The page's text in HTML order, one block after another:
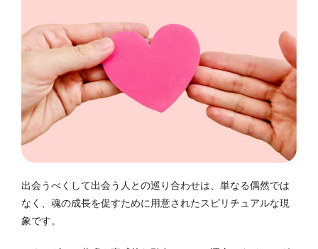
出会うべくして出会う人との巡り合わせは、単なる偶然では
なく、魂の成長を促すために用意されたスピリチュアルな現
象です。